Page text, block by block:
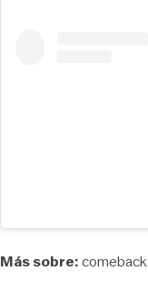
Más sobre:comeback